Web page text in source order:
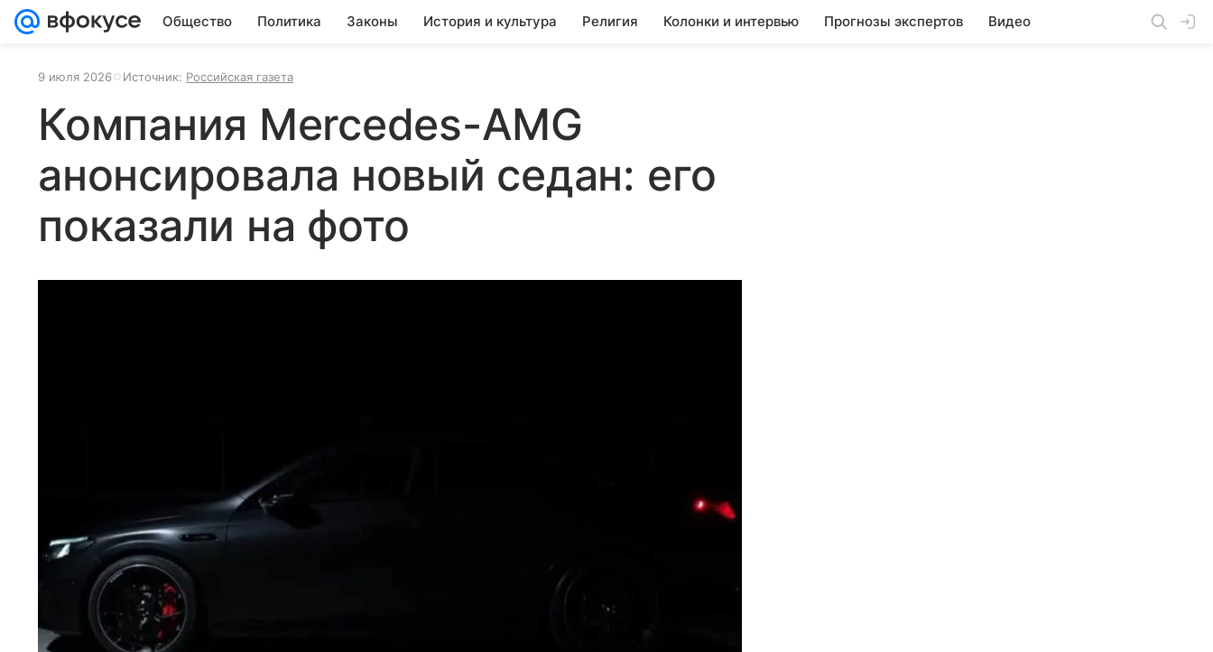
Общество Политика Законы История и культура Религия Колонки и интервью Прогнозы экспертов Видео
9 июля 2026 Источник: Российская газета
Компания Mercedes-AMG
анонсировала новый седан: его
показали на фото